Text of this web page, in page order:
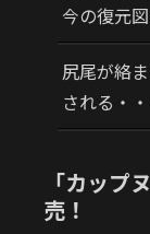
今の復元
尻尾が絡
される・・
「カップ
売！